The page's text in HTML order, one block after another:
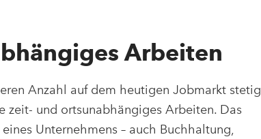
Arbeiten
Anzahl auf dem heutigen Jobmarkt stetig
zeit- und ortsunabhängiges Arbeiten. Das
Unternehmens – auch Buchhaltung,